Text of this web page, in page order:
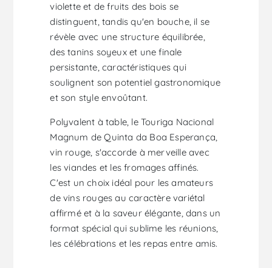
violette et de fruits des bois se
distinguent, tandis qu'en bouche, il se
révèle avec une structure équilibrée,
des tanins soyeux et une finale
persistante, caractéristiques qui
soulignent son potentiel gastronomique
et son style envoûtant.
Polyvalent à table, le Touriga Nacional
Magnum de Quinta da Boa Esperança,
vin rouge, s'accorde à merveille avec
les viandes et les fromages affinés.
C'est un choix idéal pour les amateurs
de vins rouges au caractère variétal
affirmé et à la saveur élégante, dans un
format spécial qui sublime les réunions,
les célébrations et les repas entre amis.